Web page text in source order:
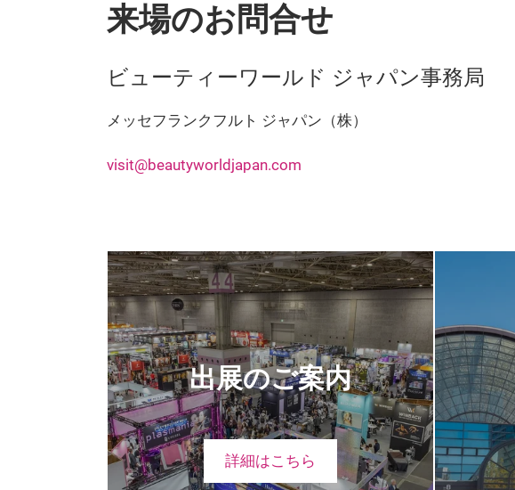
来場のお問合せ
ビューティーワールド ジャパン事務局
メッセフランクフルト ジャパン（株）
visit@beautyworldjapan.com
出展のご案内
詳細はこちら